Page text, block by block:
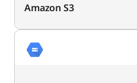
Amazon S3